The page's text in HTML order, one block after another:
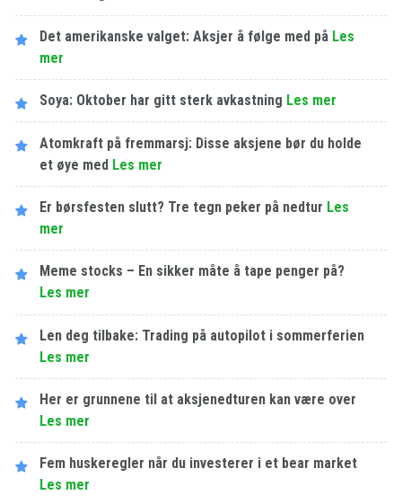
Det amerikanske valget: Aksjer å følge med på Les​ ​
mer
Soya: Oktober har gitt sterk avkastning Les​ ​mer
Atomkraft på fremmarsj: Disse aksjene bør du holde
et øye med Les​ ​mer
Er børsfesten slutt? Tre tegn peker på nedtur Les​ ​
mer
Meme stocks – En sikker måte å tape penger på?
Les​ ​mer
Len deg tilbake: Trading på autopilot i sommerferien
Les​ ​mer
Her er grunnene til at aksjenedturen kan være over
Les​ ​mer
Fem huskeregler når du investerer i et bear market
Les​ ​mer